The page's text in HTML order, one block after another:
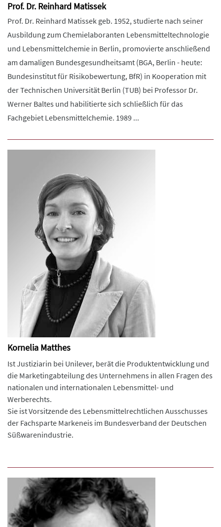
Prof. Dr. Reinhard Matissek
Prof. Dr. Reinhard Matissek geb. 1952, studierte nach seiner
Ausbildung zum Chemielaboranten Lebensmitteltechnologie
und Lebensmittelchemie in Berlin, promovierte anschließend
am damaligen Bundesgesundheitsamt (BGA, Berlin - heute:
Bundesinstitut für Risikobewertung, BfR) in Kooperation mit
der Technischen Universität Berlin (TUB) bei Professor Dr.
Werner Baltes und habilitierte sich schließlich für das
Fachgebiet Lebensmittelchemie. 1989 ...
Kornelia Matthes
Ist Justiziarin bei Unilever, berät die Produktentwicklung und
die Marketingabteilung des Unternehmens in allen Fragen des
nationalen und internationalen Lebensmittel- und
Werberechts.
Sie ist Vorsitzende des Lebensmittelrechtlichen Ausschusses
der Fachsparte Markeneis im Bundesverband der Deutschen
Süßwarenindustrie.